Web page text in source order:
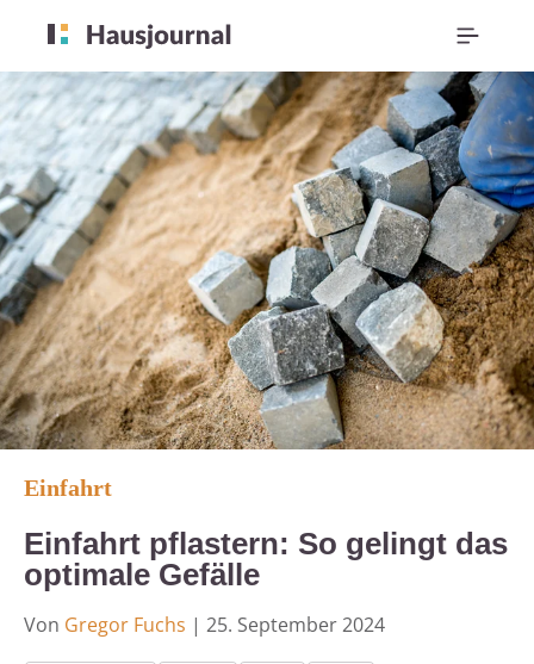
Einfahrt
Einfahrt pflastern: So gelingt das
optimale Gefälle
Von Gregor Fuchs | 25. September 2024